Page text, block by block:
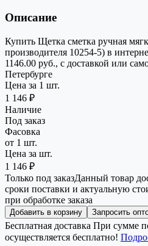
Описание
Купить Щетка сметка ручная
производителя 10254-5) в
1146.00 руб., с доставкой или
Петербурге
Цена за 1 шт.
1 146 ₽
Наличие
Под заказ
Фасовка
от 1 шт.
Цена за шт.
1 146 ₽
Только под заказДанный товар
сроки поставки и актуальную
при обработке заказа
Добавить в корзину Запросить
Бесплатная доставка При сумме
осуществляется бесплатно!